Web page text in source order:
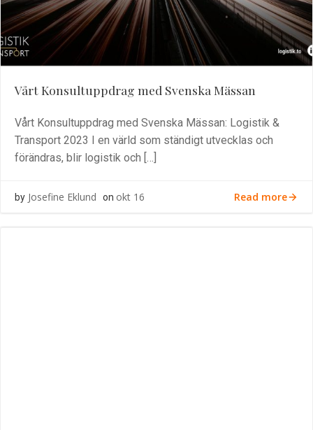
Vårt Konsultuppdrag med Svenska Mässan
Vårt Konsultuppdrag med Svenska Mässan: Logistik &
Transport 2023 I en värld som ständigt utvecklas och
förändras, blir logistik och […]
by Josefine Eklund on okt 16 Read more